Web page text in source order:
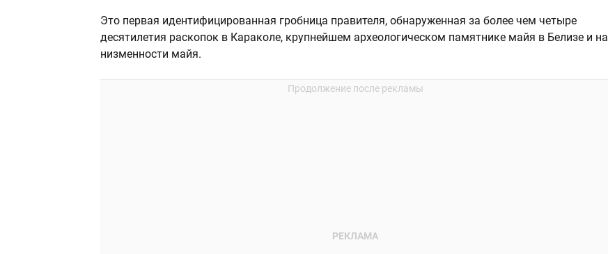
Это первая идентифицированная гробница правителя, обнаруженная за более чем четыре
десятилетия раскопок в Караколе, крупнейшем археологическом памятнике майя в Белизе и на
низменности майя.